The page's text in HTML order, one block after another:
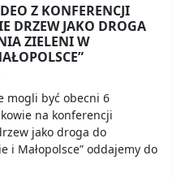
Z KONFERENCJI
DRZEW JAKO DROGA
ZIELENI W
mogli być obecni 6
na konferencji
jako droga do
i Małopolsce” oddajemy do